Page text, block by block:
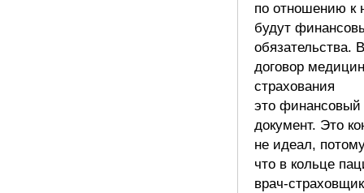
по отношению к
будут
обязательства.
договор
страхования
это финансовый
документ. Это
не идеал,
что в кольце
врач-